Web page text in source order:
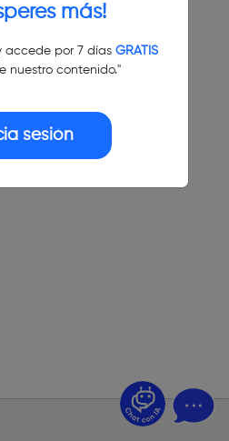
más!
accede por 7 días GRATIS
nuestro contenido."
sesión